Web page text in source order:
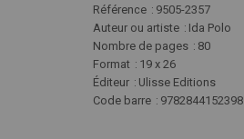
d'infos
Référence
9505-2357
Auteur ou artiste
Ida Polo
Nombre de pages
80
Format
19 x 26
Éditeur
Ulisse Editions
Code barre
9782844152398